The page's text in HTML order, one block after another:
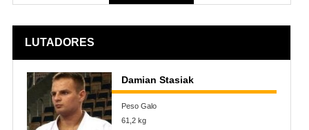
LUTADORES
Damian Stasiak
Peso Galo
61,2 kg